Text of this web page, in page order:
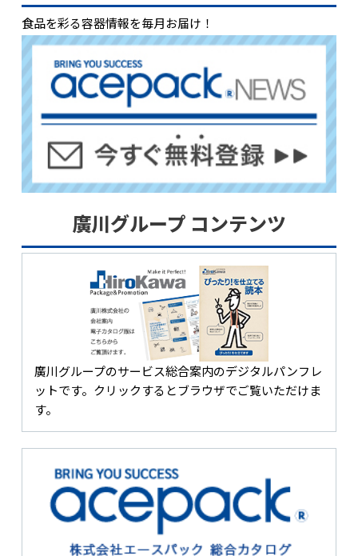
食品を彩る容器情報を毎月お届け！
廣川グループ コンテンツ
廣川グループのサービス総合案内のデジタルパンフレ
ットです。クリックするとブラウザでご覧いただけま
す。